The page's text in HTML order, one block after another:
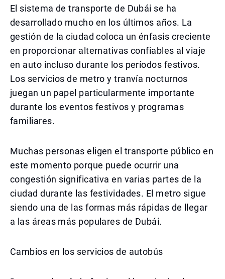
El sistema de transporte de Dubái se ha
desarrollado mucho en los últimos años. La
gestión de la ciudad coloca un énfasis creciente
en proporcionar alternativas confiables al viaje
en auto incluso durante los períodos festivos.
Los servicios de metro y tranvía nocturnos
juegan un papel particularmente importante
durante los eventos festivos y programas
familiares.
Muchas personas eligen el transporte público en
este momento porque puede ocurrir una
congestión significativa en varias partes de la
ciudad durante las festividades. El metro sigue
siendo una de las formas más rápidas de llegar
a las áreas más populares de Dubái.
Cambios en los servicios de autobús